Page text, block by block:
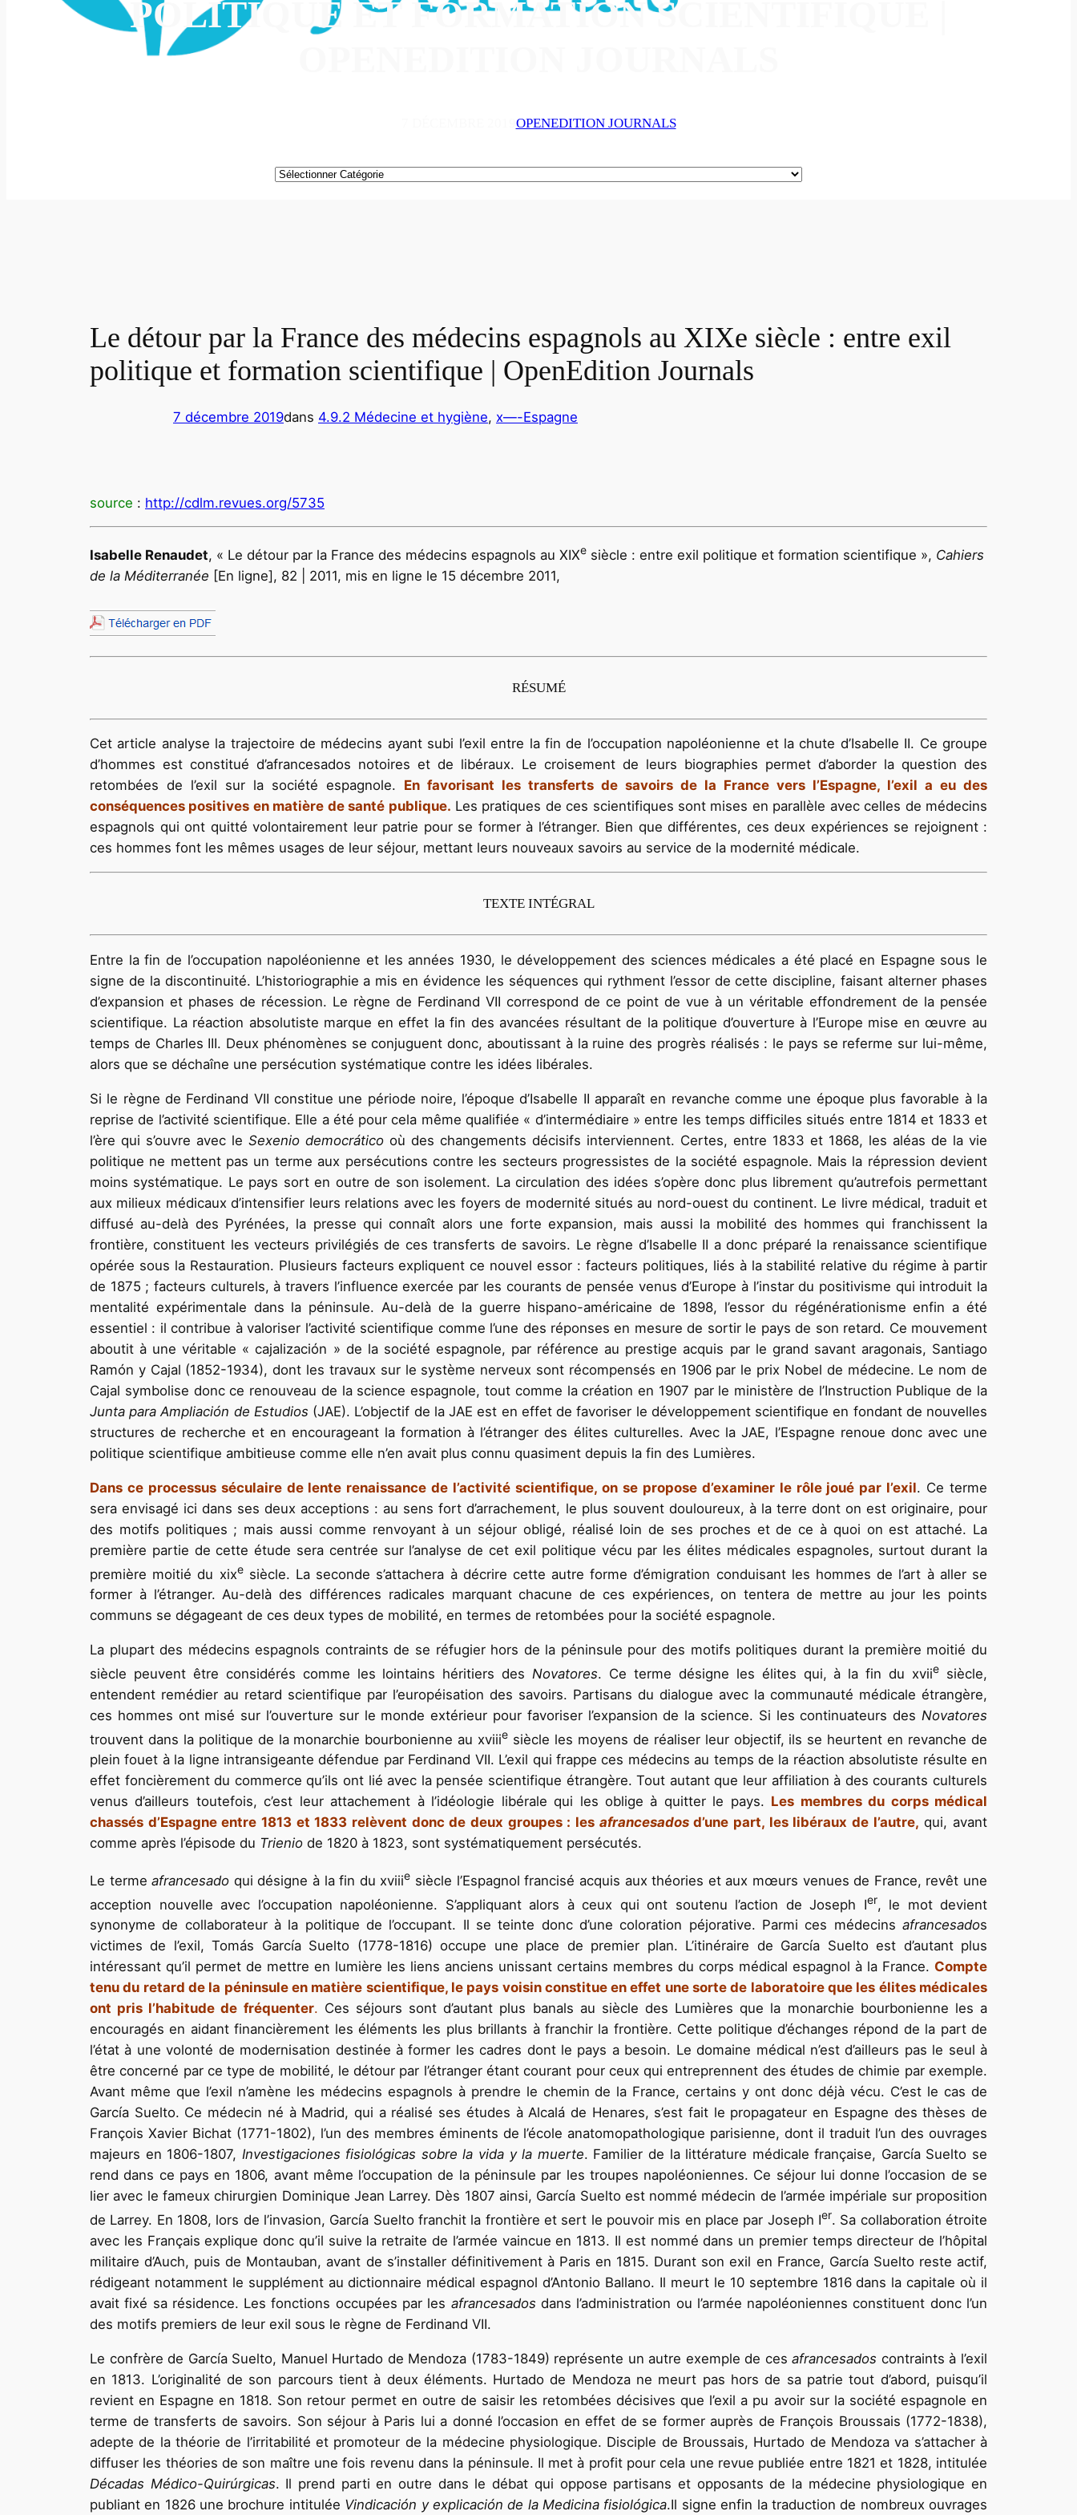
POLITIQUE ET FORMATION SCIENTIFIQUE |
OPENEDITION JOURNALS
Catégories
Le détour par la France des médecins espagnols au XIXe siècle : entre exil
politique et formation scientifique | OpenEdition Journals
7 décembre 2019dans 4.9.2 Médecine et hygiène, x—-Espagne
source : http://cdlm.revues.org/5735
Isabelle Renaudet, « Le détour par la France des médecins espagnols au XIXe siècle : entre exil politique et formation scientifique », Cahiers
de la Méditerranée [En ligne], 82 | 2011, mis en ligne le 15 décembre 2011,
RÉSUMÉ
Cet article analyse la trajectoire de médecins ayant subi l’exil entre la fin de l’occupation napoléonienne et la chute d’Isabelle II. Ce groupe
d’hommes est constitué d’afrancesados notoires et de libéraux. Le croisement de leurs biographies permet d’aborder la question des
retombées de l’exil sur la société espagnole. En favorisant les transferts de savoirs de la France vers l’Espagne, l’exil a eu des
conséquences positives en matière de santé publique. Les pratiques de ces scientifiques sont mises en parallèle avec celles de médecins
espagnols qui ont quitté volontairement leur patrie pour se former à l’étranger. Bien que différentes, ces deux expériences se rejoignent :
ces hommes font les mêmes usages de leur séjour, mettant leurs nouveaux savoirs au service de la modernité médicale.
TEXTE INTÉGRAL
Entre la fin de l’occupation napoléonienne et les années 1930, le développement des sciences médicales a été placé en Espagne sous le
signe de la discontinuité. L’historiographie a mis en évidence les séquences qui rythment l’essor de cette discipline, faisant alterner phases
d’expansion et phases de récession. Le règne de Ferdinand VII correspond de ce point de vue à un véritable effondrement de la pensée
scientifique. La réaction absolutiste marque en effet la fin des avancées résultant de la politique d’ouverture à l’Europe mise en œuvre au
temps de Charles III. Deux phénomènes se conjuguent donc, aboutissant à la ruine des progrès réalisés : le pays se referme sur lui-même,
alors que se déchaîne une persécution systématique contre les idées libérales.
Si le règne de Ferdinand VII constitue une période noire, l’époque d’Isabelle II apparaît en revanche comme une époque plus favorable à la
reprise de l’activité scientifique. Elle a été pour cela même qualifiée « d’intermédiaire » entre les temps difficiles situés entre 1814 et 1833 et
l’ère qui s’ouvre avec le Sexenio democrático où des changements décisifs interviennent. Certes, entre 1833 et 1868, les aléas de la vie
politique ne mettent pas un terme aux persécutions contre les secteurs progressistes de la société espagnole. Mais la répression devient
moins systématique. Le pays sort en outre de son isolement. La circulation des idées s’opère donc plus librement qu’autrefois permettant
aux milieux médicaux d’intensifier leurs relations avec les foyers de modernité situés au nord-ouest du continent. Le livre médical, traduit et
diffusé au-delà des Pyrénées, la presse qui connaît alors une forte expansion, mais aussi la mobilité des hommes qui franchissent la
frontière, constituent les vecteurs privilégiés de ces transferts de savoirs. Le règne d’Isabelle II a donc préparé la renaissance scientifique
opérée sous la Restauration. Plusieurs facteurs expliquent ce nouvel essor : facteurs politiques, liés à la stabilité relative du régime à partir
de 1875 ; facteurs culturels, à travers l’influence exercée par les courants de pensée venus d’Europe à l’instar du positivisme qui introduit la
mentalité expérimentale dans la péninsule. Au-delà de la guerre hispano-américaine de 1898, l’essor du régénérationisme enfin a été
essentiel : il contribue à valoriser l’activité scientifique comme l’une des réponses en mesure de sortir le pays de son retard. Ce mouvement
aboutit à une véritable « cajalización » de la société espagnole, par référence au prestige acquis par le grand savant aragonais, Santiago
Ramón y Cajal (1852-1934), dont les travaux sur le système nerveux sont récompensés en 1906 par le prix Nobel de médecine. Le nom de
Cajal symbolise donc ce renouveau de la science espagnole, tout comme la création en 1907 par le ministère de l’Instruction Publique de la
Junta para Ampliación de Estudios (JAE). L’objectif de la JAE est en effet de favoriser le développement scientifique en fondant de nouvelles
structures de recherche et en encourageant la formation à l’étranger des élites culturelles. Avec la JAE, l’Espagne renoue donc avec une
politique scientifique ambitieuse comme elle n’en avait plus connu quasiment depuis la fin des Lumières.
Dans ce processus séculaire de lente renaissance de l’activité scientifique, on se propose d’examiner le rôle joué par l’exil. Ce terme
sera envisagé ici dans ses deux acceptions : au sens fort d’arrachement, le plus souvent douloureux, à la terre dont on est originaire, pour
des motifs politiques ; mais aussi comme renvoyant à un séjour obligé, réalisé loin de ses proches et de ce à quoi on est attaché. La
première partie de cette étude sera centrée sur l’analyse de cet exil politique vécu par les élites médicales espagnoles, surtout durant la
première moitié du xixesiècle. La seconde s’attachera à décrire cette autre forme d’émigration conduisant les hommes de l’art à aller se
former à l’étranger. Au-delà des différences radicales marquant chacune de ces expériences, on tentera de mettre au jour les points
communs se dégageant de ces deux types de mobilité, en termes de retombées pour la société espagnole.
La plupart des médecins espagnols contraints de se réfugier hors de la péninsule pour des motifs politiques durant la première moitié du
siècle peuvent être considérés comme les lointains héritiers des Novatores. Ce terme désigne les élites qui, à la fin du xviie siècle,
entendent remédier au retard scientifique par l’européisation des savoirs. Partisans du dialogue avec la communauté médicale étrangère,
ces hommes ont misé sur l’ouverture sur le monde extérieur pour favoriser l’expansion de la science. Si les continuateurs des Novatores
trouvent dans la politique de la monarchie bourbonienne au xviiie siècle les moyens de réaliser leur objectif, ils se heurtent en revanche de
plein fouet à la ligne intransigeante défendue par Ferdinand VII. L’exil qui frappe ces médecins au temps de la réaction absolutiste résulte en
effet foncièrement du commerce qu’ils ont lié avec la pensée scientifique étrangère. Tout autant que leur affiliation à des courants culturels
venus d’ailleurs toutefois, c’est leur attachement à l’idéologie libérale qui les oblige à quitter le pays. Les membres du corps médical
chassés d’Espagne entre 1813 et 1833 relèvent donc de deux groupes : les afrancesadosd’une part, les libéraux de l’autre, qui, avant
comme après l’épisode du Trienio de 1820 à 1823, sont systématiquement persécutés.
Le termeafrancesado qui désigne à la fin du xviiie siècle l’Espagnol francisé acquis aux théories et aux mœurs venues de France, revêt une
acception nouvelle avec l’occupation napoléonienne. S’appliquant alors à ceux qui ont soutenu l’action de Joseph Ier, le mot devient
synonyme de collaborateur à la politique de l’occupant. Il se teinte donc d’une coloration péjorative. Parmi ces médecins afrancesados
victimes de l’exil, Tomás García Suelto (1778-1816) occupe une place de premier plan. L’itinéraire de García Suelto est d’autant plus
intéressant qu’il permet de mettre en lumière les liens anciens unissant certains membres du corps médical espagnol à la France. Compte
tenu du retard de la péninsule en matière scientifique, le pays voisin constitue en effet une sorte de laboratoire que les élites médicales
ont pris l’habitude de fréquenter. Ces séjours sont d’autant plus banals au siècle des Lumières que la monarchie bourbonienne les a
encouragés en aidant financièrement les éléments les plus brillants à franchir la frontière. Cette politique d’échanges répond de la part de
l’état à une volonté de modernisation destinée à former les cadres dont le pays a besoin. Le domaine médical n’est d’ailleurs pas le seul à
être concerné par ce type de mobilité, le détour par l’étranger étant courant pour ceux qui entreprennent des études de chimie par exemple.
Avant même que l’exil n’amène les médecins espagnols à prendre le chemin de la France, certains y ont donc déjà vécu. C’est le cas de
García Suelto. Ce médecin né à Madrid, qui a réalisé ses études à Alcalá de Henares, s’est fait le propagateur en Espagne des thèses de
François Xavier Bichat (1771-1802), l’un des membres éminents de l’école anatomopathologique parisienne, dont il traduit l’un des ouvrages
majeurs en 1806-1807, Investigaciones fisiológicas sobre la vida y la muerte. Familier de la littérature médicale française, García Suelto se
rend dans ce pays en 1806, avant même l’occupation de la péninsule par les troupes napoléoniennes. Ce séjour lui donne l’occasion de se
lier avec le fameux chirurgien Dominique Jean Larrey. Dès 1807 ainsi, García Suelto est nommé médecin de l’armée impériale sur proposition
de Larrey. En 1808, lors de l’invasion, García Suelto franchit la frontière et sert le pouvoir mis en place par Joseph Ier. Sa collaboration étroite
avec les Français explique donc qu’il suive la retraite de l’armée vaincue en 1813. Il est nommé dans un premier temps directeur de l’hôpital
militaire d’Auch, puis de Montauban, avant de s’installer définitivement à Paris en 1815. Durant son exil en France, García Suelto reste actif,
rédigeant notamment le supplément au dictionnaire médical espagnol d’Antonio Ballano. Il meurt le 10 septembre 1816 dans la capitale où il
avait fixé sa résidence. Les fonctions occupées par les afrancesados dans l’administration ou l’armée napoléoniennes constituent donc l’un
des motifs premiers de leur exil sous le règne de Ferdinand VII.
Le confrère de García Suelto, Manuel Hurtado de Mendoza (1783-1849) représente un autre exemple de cesafrancesados contraints à l’exil
en 1813. L’originalité de son parcours tient à deux éléments. Hurtado de Mendoza ne meurt pas hors de sa patrie tout d’abord, puisqu’il
revient en Espagne en 1818. Son retour permet en outre de saisir les retombées décisives que l’exil a pu avoir sur la société espagnole en
terme de transferts de savoirs. Son séjour à Paris lui a donné l’occasion en effet de se former auprès de François Broussais (1772-1838),
adepte de la théorie de l’irritabilité et promoteur de la médecine physiologique. Disciple de Broussais, Hurtado de Mendoza va s’attacher à
diffuser les théories de son maître une fois revenu dans la péninsule. Il met à profit pour cela une revue publiée entre 1821 et 1828, intitulée
Décadas Médico-Quirúrgicas. Il prend parti en outre dans le débat qui oppose partisans et opposants de la médecine physiologique en
publiant en 1826 une brochure intitulée Vindicación y explicación de la Medicina fisiológica.Il signe enfin la traduction de nombreux ouvrages